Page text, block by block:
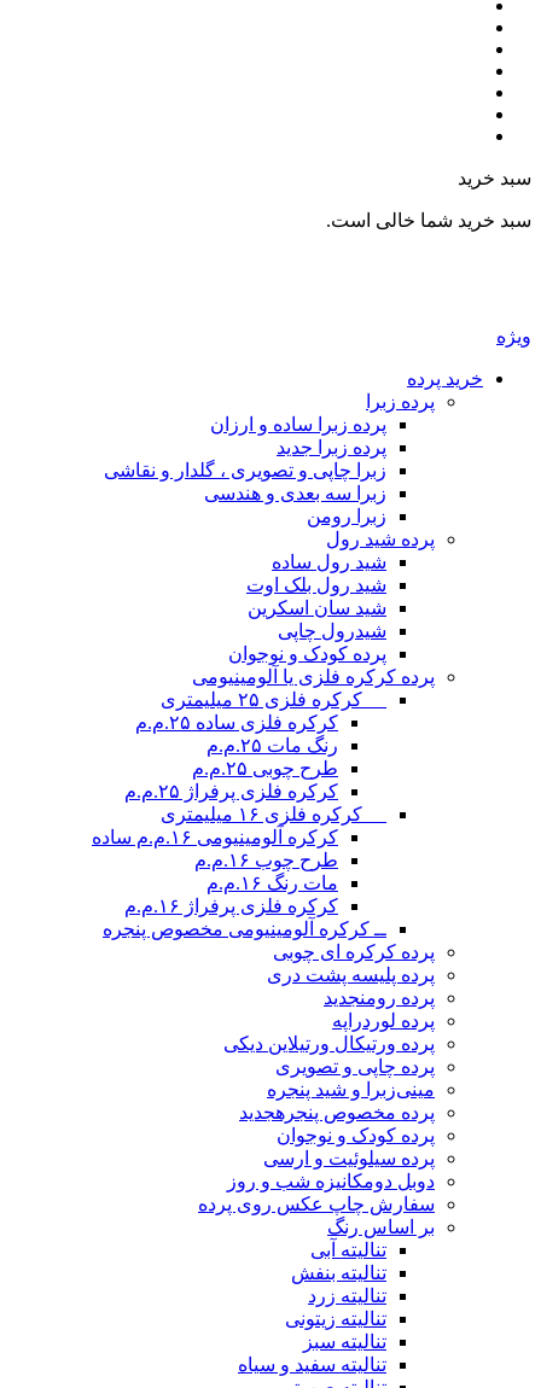
خرید
خرید شما خالی است.
خرید پرده
پرده زبرا
پرده زبرا ساده و ارزان
پرده زبرا جدید
زبرا چاپی و تصویری ، گلدار و نقاشی
زبرا سه بعدی و هندسی
زبرا رومن
پرده شید رول
شید رول ساده
شید رول بلک اوت
شید سان اسکرین
شیدرول چاپی
پرده کودک و نوجوان
پرده کرکره فلزی یا آلومینیومی
__ کرکره فلزی ۲۵ میلیمتری
کرکره فلزی ساده ۲۵.م.م
رنگ مات ۲۵.م.م
طرح چوبی ۲۵.م.م
کرکره فلزی پرفراژ ۲۵.م.م
__ کرکره فلزی ۱۶ میلیمتری
کرکره آلومینیومی ۱۶.م.م ساده
طرح چوب ۱۶.م.م
مات رنگ ۱۶.م.م
کرکره فلزی پرفراژ ۱۶.م.م
ــ کرکره آلومینیومی مخصوص پنجره
پرده کرکره ای چوبی
پرده پلیسه پشت دری
پرده رومنجدید
پرده لوردراپه
پرده ورتیکال ورتیلاین دیکی
پرده چاپی و تصویری
مینی‌زبرا و شید پنجره
پرده مخصوص پنجره جدید
پرده کودک و نوجوان
پرده سیلوئیت و ارسی
دوبل دومکانیزه شب و روز
سفارش چاپ عکس روی پرده
بر اساس رنگ
تنالیته آبی
تنالیته بنفش
تنالیته زرد
تنالیته زیتونی
تنالیته سبز
تنالیته سفید و سیاه